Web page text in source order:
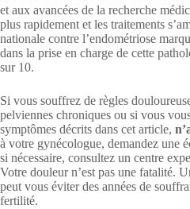
et aux avancées de la recherche
plus rapidement et les traitements
nationale contre l’endométriose
dans la prise en charge de cette
sur 10.
Si vous souffrez de règles
pelviennes chroniques ou si vous
symptômes décrits dans cet article,
à votre gynécologue, demandez une
si nécessaire, consultez un centre
Votre douleur n’est pas une fatalité.
peut vous éviter des années de
fertilité.